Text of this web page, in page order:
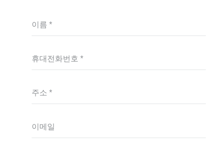
이름 *
휴대전화번호 *
주소 *
이메일